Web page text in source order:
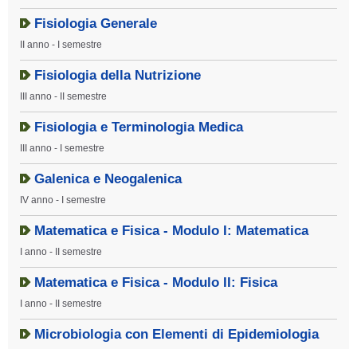
Fisiologia Generale
II anno - I semestre
Fisiologia della Nutrizione
III anno - II semestre
Fisiologia e Terminologia Medica
III anno - I semestre
Galenica e Neogalenica
IV anno - I semestre
Matematica e Fisica - Modulo I: Matematica
I anno - II semestre
Matematica e Fisica - Modulo II: Fisica
I anno - II semestre
Microbiologia con Elementi di Epidemiologia